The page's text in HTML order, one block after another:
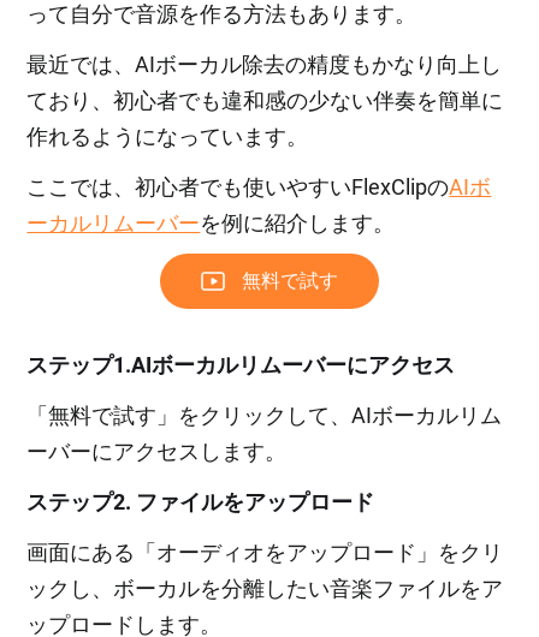
って自分で音源を作る方法もあります。
最近では、AIボーカル除去の精度もかなり向上し
ており、初心者でも違和感の少ない伴奏を簡単に
作れるようになっています。
ここでは、初心者でも使いやすいFlexClipのAIボ
ーカルリムーバーを例に紹介します。
無料で試す
ステップ1.AIボーカルリムーバーにアクセス
「無料で試す」をクリックして、AIボーカルリム
ーバーにアクセスします。
ステップ2. ファイルをアップロード
画面にある「オーディオをアップロード」をクリ
ックし、ボーカルを分離したい音楽ファイルをア
ップロードします。